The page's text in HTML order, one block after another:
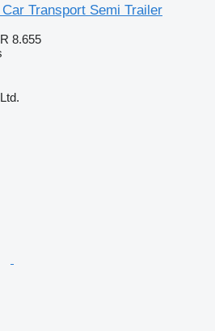
Transport Semi Trailer
8.655